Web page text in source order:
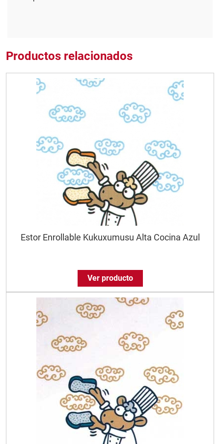
Productos relacionados
Estor Enrollable Kukuxumusu Alta Cocina Azul
Ver producto